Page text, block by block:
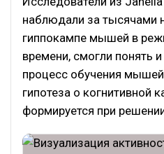
наблюдали за тысячами
гиппокампе мышей в
времени, смогли понять
процесс обучения
гипотеза о когнитивной
формируется при